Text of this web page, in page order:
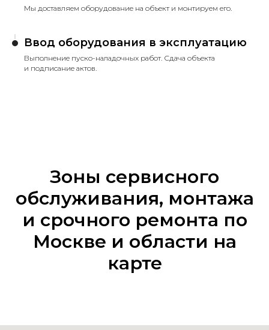
Мы доставляем оборудование на объект и монтируем его.
Ввод оборудования в эксплуатацию
Выполнение пуско-наладочных работ. Сдача объекта
и подписание актов.
Зоны сервисного
обслуживания, монтажа
и срочного ремонта по
Москве и области на
карте